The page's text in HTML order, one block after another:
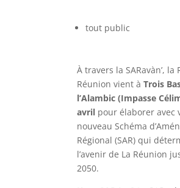
tout public
À travers la SARavàn’, la
Réunion vient à Trois
l’Alambic (Impasse
avril pour élaborer avec
nouveau Schéma
Régional (SAR) qui
l’avenir de La Réunion
2050.